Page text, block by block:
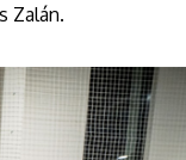
Zalán.